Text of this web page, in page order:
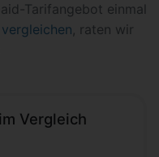
Tarifangebot einmal
, raten wir
Vergleich